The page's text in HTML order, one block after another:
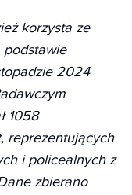
korzysta ze
podstawie
2024
1058
reprezentujących
i policealnych z
zbierano